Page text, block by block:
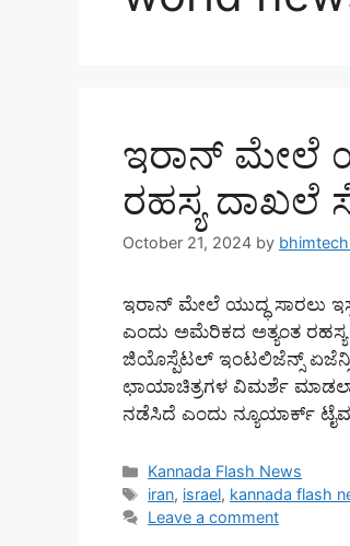
ಇರಾನ್ ಮೇಲೆ
ರಹಸ್ಯ ದಾಖಲೆ
October 21, 2024 by
ಇರಾನ್ ಮೇಲೆ ಯುದ್ಧ ಸಾರಲು
ಎಂದು ಅಮೆರಿಕದ ಅತ್ಯಂತ
ಜಿಯೊಸ್ಪೆಟಲ್ ಇಂಟಲಿಜೆನ್ಸ್
ಛಾಯಾಚಿತ್ರಗಳ ವಿಮರ್ಶೆ
ನಡೆಸಿದೆ ಎಂದು ನ್ಯೂಯಾರ್ಕ್
Categories
Kannada Flash News
Tags
iran, israel, kannada flash
Leave a comment